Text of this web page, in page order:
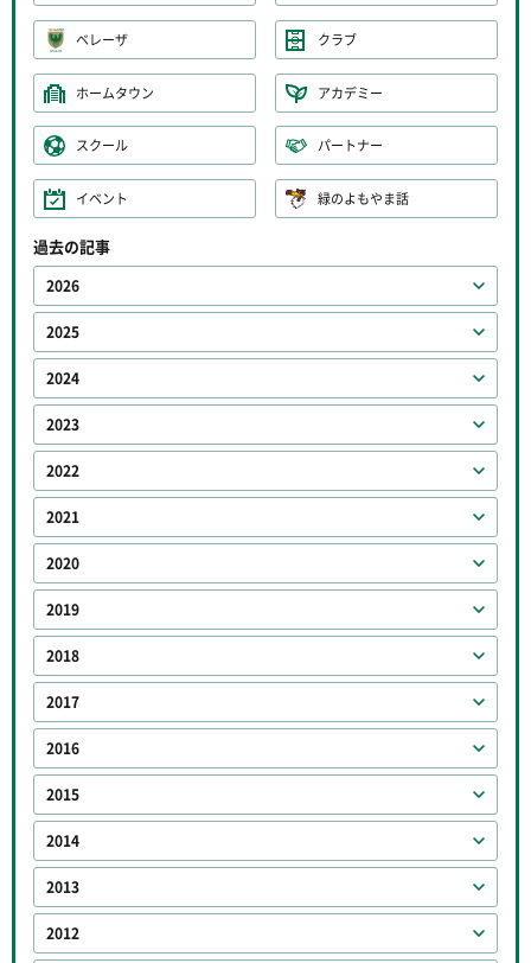
ベレーザ クラブ
ホームタウン アカデミー
スクール パートナー
イベント 緑のよもやま話
過去の記事
2026
2025
2024
2023
2022
2021
2020
2019
2018
2017
2016
2015
2014
2013
2012